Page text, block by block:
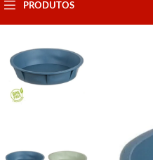
PRODUTOS